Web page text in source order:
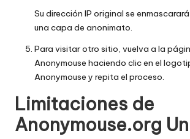
Su dirección IP original se
una capa de anonimato.
Para visitar otro sitio, vuelva a la
Anonymouse haciendo clic en el
Anonymouse y repita el proceso.
Limitaciones de
Anonymouse.org